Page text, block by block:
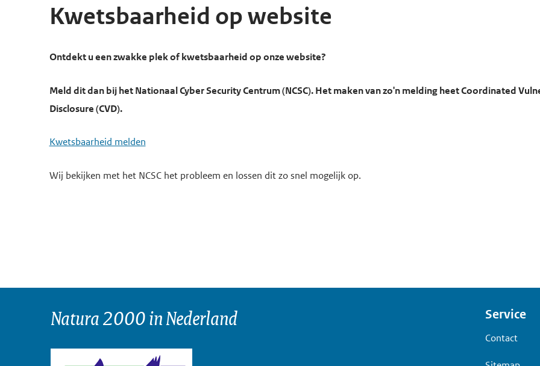
Kwetsbaarheid op website
Ontdekt u een zwakke plek of kwetsbaarheid op onze website?
Meld dit dan bij het Nationaal Cyber Security Centrum (NCSC). Het maken van zo'n melding heet Coordinated
Disclosure (CVD).
Kwetsbaarheid melden
Wij bekijken met het NCSC het probleem en lossen dit zo snel mogelijk op.
Natura 2000 in Nederland Voet
Service
Contact